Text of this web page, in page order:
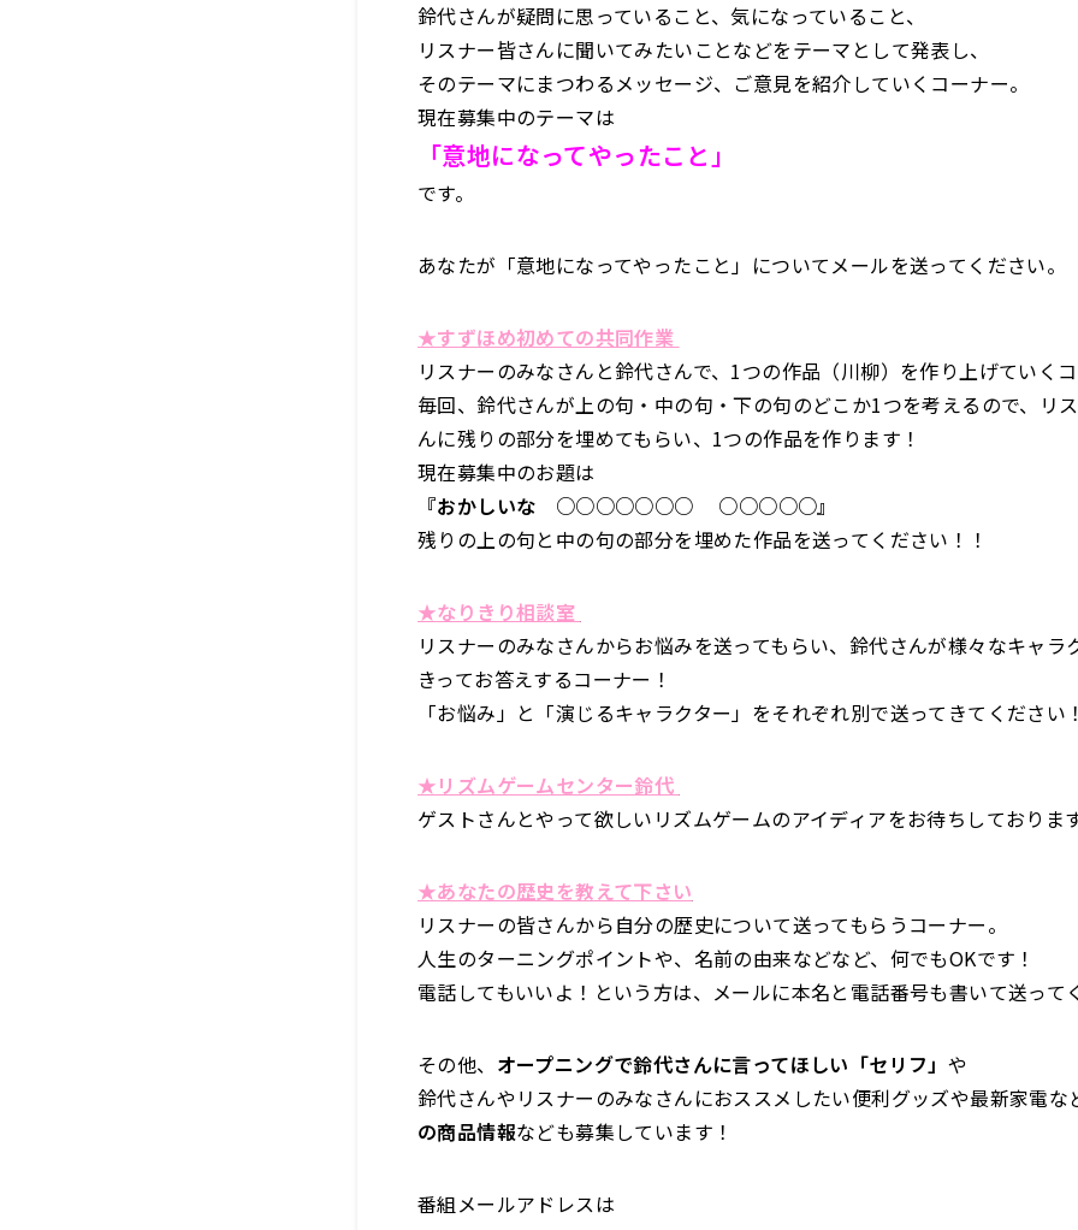
鈴代さんが疑問に思っていること、気になっていること、
リスナー皆さんに聞いてみたいことなどをテーマとして発表し、
そのテーマにまつわるメッセージ、ご意見を紹介していくコーナー。
現在募集中のテーマは
「意地になってやったこと」
です。
あなたが「意地になってやったこと」についてメールを送ってください。
★すずほめ初めての共同作業
リスナーのみなさんと鈴代さんで、1つの作品（川柳）を作り上げていく
毎回、鈴代さんが上の句・中の句・下の句のどこか1つを考えるので、リ
んに残りの部分を埋めてもらい、1つの作品を作ります！
現在募集中のお題は
『おかしいな ○○○○○○○ ○○○○○』
残りの上の句と中の句の部分を埋めた作品を送ってください！！
★なりきり相談室
リスナーのみなさんからお悩みを送ってもらい、鈴代さんが様々なキャラ
きってお答えするコーナー！
「お悩み」と「演じるキャラクター」をそれぞれ別で送ってきてください
★リズムゲームセンター鈴代
ゲストさんとやって欲しいリズムゲームのアイディアをお待ちしておりま
★あなたの歴史を教えて下さい
リスナーの皆さんから自分の歴史について送ってもらうコーナー。
人生のターニングポイントや、名前の由来などなど、何でもOKです！
電話してもいいよ！という方は、メールに本名と電話番号も書いて送って
その他、 オープニングで鈴代さんに言ってほしい「セリフ」 や
鈴代さんやリスナーのみなさんにおススメしたい便利グッズや最新家電な
の商品情報なども募集しています！
番組メールアドレスは